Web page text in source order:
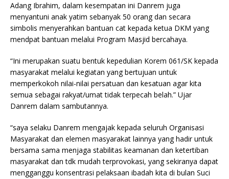
Adang Ibrahim, dalam kesempatan ini Danrem juga
menyantuni anak yatim sebanyak 50 orang dan secara
simbolis menyerahkan bantuan cat kepada ketua DKM yang
mendpat bantuan melalui Program Masjid bercahaya.
“Ini merupakan suatu bentuk kepedulian Korem 061/SK kepada
masyarakat melalui kegiatan yang bertujuan untuk
memperkokoh nilai-nilai persatuan dan kesatuan agar kita
semua sebagai rakyat/umat tidak terpecah belah.” Ujar
Danrem dalam sambutannya.
“saya selaku Danrem mengajak kepada seluruh Organisasi
Masyarakat dan elemen masyarakat lainnya yang hadir untuk
bersama sama menjaga stabilitas keamanan dan ketertiban
masyarakat dan tdk mudah terprovokasi, yang sekiranya dapat
mengganggu konsentrasi pelaksaan ibadah kita di bulan Suci